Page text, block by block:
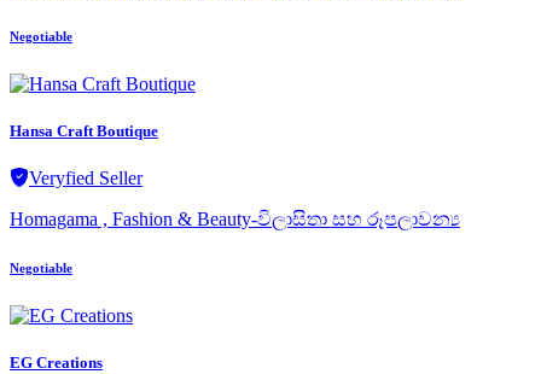
Negotiable
Hansa Craft Boutique
Veryfied Seller
Homagama , Fashion & Beauty-විලාසිතා සහ රූපලාවන්‍ය
Negotiable
EG Creations